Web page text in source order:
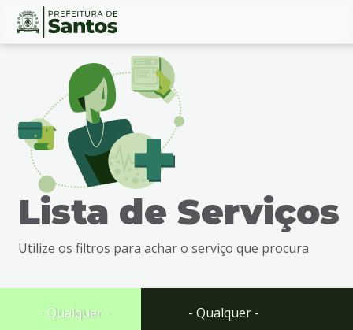
Ir
busca
Ir
Conteúdo
Lista de Serviços
Utilize os filtros para achar o serviço que procura
- Qualquer - - Qualquer -